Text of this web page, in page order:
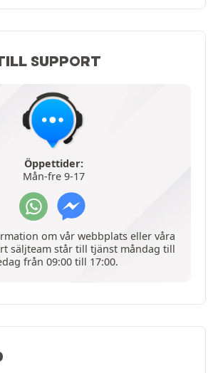
SUPPORT
Öppettider:
Mån-fre 9-17
om vår webbplats eller våra
säljteam står till tjänst måndag till
från 09:00 till 17:00.